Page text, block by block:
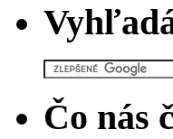
Čo nás